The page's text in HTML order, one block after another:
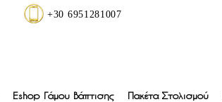
+30 6951281007
Eshop Γάμου Βάπτισης Πακέτα Στολισμού